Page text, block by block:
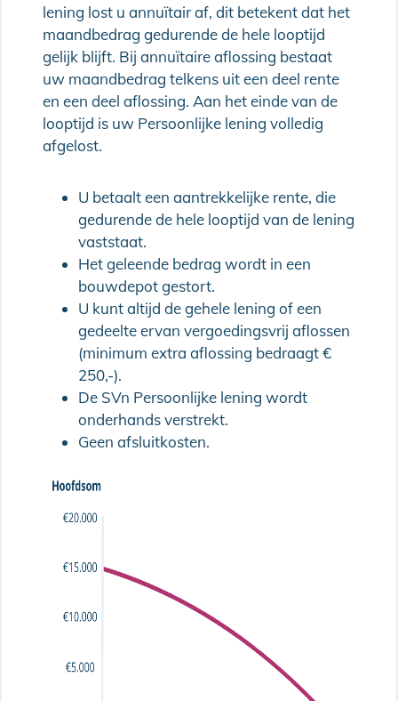
lening lost u annuïtair af, dit betekent dat het
maandbedrag gedurende de hele looptijd
gelijk blijft. Bij annuïtaire aflossing bestaat
uw maandbedrag telkens uit een deel rente
en een deel aflossing. Aan het einde van de
looptijd is uw Persoonlijke lening volledig
afgelost.
U betaalt een aantrekkelijke rente, die
gedurende de hele looptijd van de lening
vaststaat.
Het geleende bedrag wordt in een
bouwdepot gestort.
U kunt altijd de gehele lening of een
gedeelte ervan vergoedingsvrij aflossen
(minimum extra aflossing bedraagt €
250,-).
De SVn Persoonlijke lening wordt
onderhands verstrekt.
Geen afsluitkosten.